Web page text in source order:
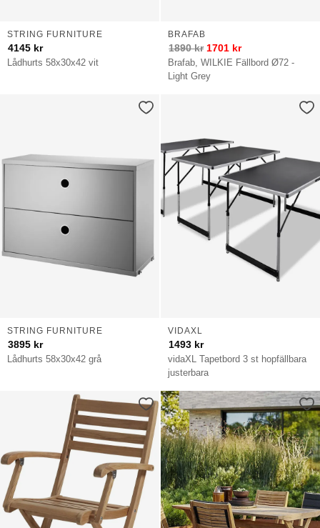
Lådhurts 58x30x42 vit
STRING FURNITURE
4145 kr
Brafab, WILKIE Fällbord Ø72 -
Light Grey
BRAFAB
1890kr 1701 kr
Lådhurts 58x30x42 grå
STRING FURNITURE
3895 kr
vidaXL Tapetbord 3 st hopfällbara
justerbara
VIDAXL
1493 kr